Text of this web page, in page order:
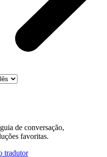
de conversação,
favoritas.